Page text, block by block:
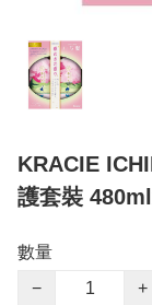
KRACIE
護套裝
數量
−
+